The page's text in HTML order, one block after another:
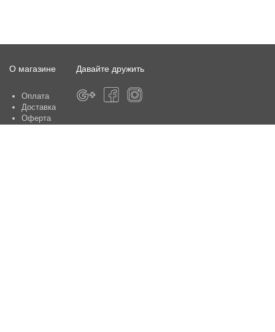
О магазине
Оплата
Доставка
Оферта
Давайте дружить